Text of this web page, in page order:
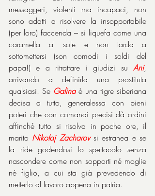
messaggeri, violenti ma incapaci, non
sono adatti a risolvere la insopportabile
(per loro) faccenda – si liquefa come una
caramella al sole e non tarda a
sottomettersi (son comodi i soldi del
papa!) e a ritrattare i giudizi su Ani,
arrivando a definirla una prostituta
qualsiasi. Se Galina è una tigre siberiana
decisa a tutto, generalessa con pieni
poteri che con comandi precisi dà ordini
affinché tutto si risolva in poche ore, il
marito Nikolaj Zacharov si estranea e se
la ride godendosi lo spettacolo senza
nascondere come non sopporti né moglie
né figlio, a cui sta già prevedendo di
metterlo al lavoro appena in patria.